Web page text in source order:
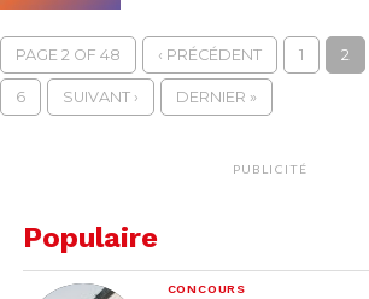
PAGE 2 OF 48 ‹ PRÉCÉDENT 1 2
6 SUIVANT › DERNIER »
PUBLICITÉ
Populaire
CONCOURS